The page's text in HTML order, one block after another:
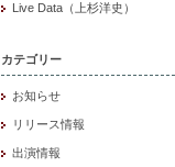
Live Data（上杉洋史）
カテゴリー
お知らせ
リリース情報
出演情報